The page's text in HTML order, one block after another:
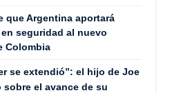
que Argentina aportará
seguridad al nuevo
Colombia
se extendió”: el hijo de Joe
sobre el avance de su